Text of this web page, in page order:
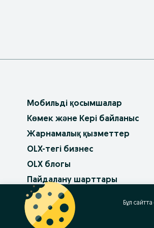
Мобильді қосымшалар
Көмек және Кері байланыс
Жарнамалық қызметтер
OLX-тегі бизнес
OLX блогы
Пайдалану шарттары
Құпиялылық саясаты
Баннерлік жарнама
Бұл